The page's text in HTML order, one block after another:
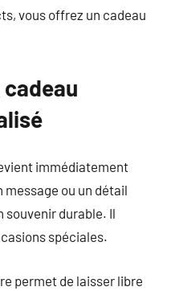
vous offrez un cadeau
immédiatement
message ou un détail
souvenir durable. Il
spéciales.
permet de laisser libre